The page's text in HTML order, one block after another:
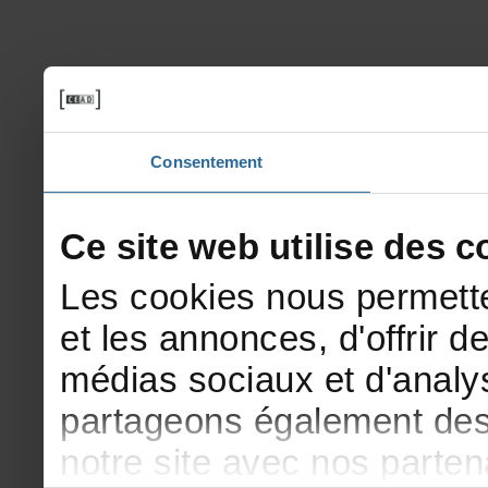
Consentement